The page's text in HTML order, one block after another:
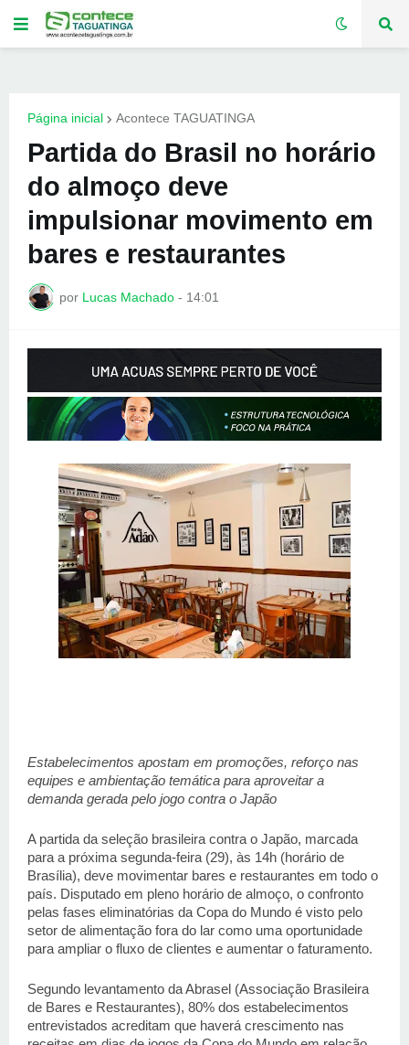
Página inicial Acontece TAGUATINGA
Partida do Brasil no horário
do almoço deve
impulsionar movimento em
bares e restaurantes
por Lucas Machado - 14:01
Estabelecimentos apostam em promoções, reforço nas
equipes e ambientação temática para aproveitar a
demanda gerada pelo jogo contra o Japão
A partida da seleção brasileira contra o Japão, marcada
para a próxima segunda-feira (29), às 14h (horário de
Brasília), deve movimentar bares e restaurantes em todo o
país. Disputado em pleno horário de almoço, o confronto
pelas fases eliminatórias da Copa do Mundo é visto pelo
setor de alimentação fora do lar como uma oportunidade
para ampliar o fluxo de clientes e aumentar o faturamento.
Segundo levantamento da Abrasel (Associação Brasileira
de Bares e Restaurantes), 80% dos estabelecimentos
entrevistados acreditam que haverá crescimento nas